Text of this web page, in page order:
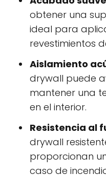
obtener una
ideal para
revestimientos
Aislamiento
drywall puede
mantener una
en el interior.
Resistencia al
drywall
proporcionan
caso de